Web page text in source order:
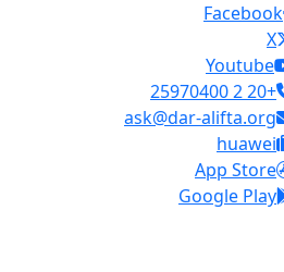
Facebook
X
Youtube
+20 2 25970400
ask@dar-alifta.org
huawei
App Store
Google Play